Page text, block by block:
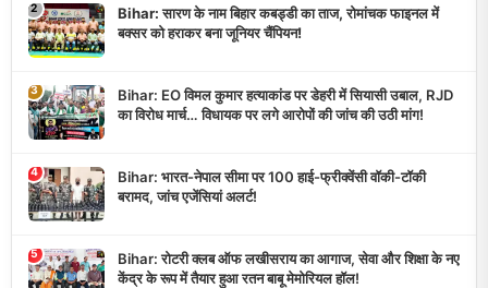
2
Bihar: सारण के नाम बिहार कबड्डी का ताज, रोमांचक फाइनल में
बक्सर को हराकर बना जूनियर चैंपियन!
3
Bihar: EO विमल कुमार हत्याकांड पर डेहरी में सियासी उबाल, RJD
का विरोध मार्च… विधायक पर लगे आरोपों की जांच की उठी मांग!
4
Bihar: भारत-नेपाल सीमा पर 100 हाई-फ्रीक्वेंसी वॉकी-टॉकी
बरामद, जांच एजेंसियां अलर्ट!
5
Bihar: रोटरी क्लब ऑफ लखीसराय का आगाज, सेवा और शिक्षा के नए
केंद्र के रूप में तैयार हुआ रतन बाबू मेमोरियल हॉल!